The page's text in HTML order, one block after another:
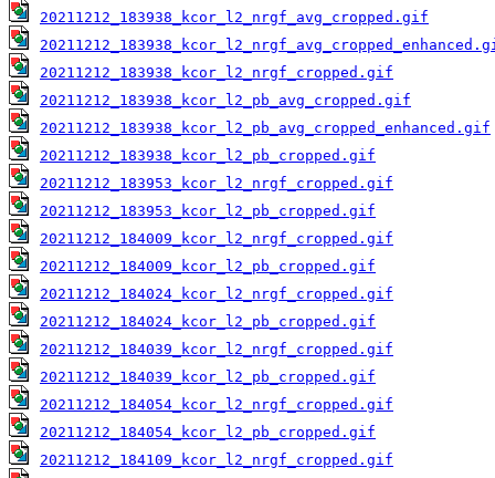
20211212_183938_kcor_l2_nrgf_avg_cropped.gif
20211212_183938_kcor_l2_nrgf_cropped.gif
20211212_183938_kcor_l2_pb_avg_cropped.gif
20211212_183938_kcor_l2_pb_avg_cropped_enhanced.gif
20211212_183938_kcor_l2_pb_cropped.gif
20211212_183953_kcor_l2_nrgf_cropped.gif
20211212_183953_kcor_l2_pb_cropped.gif
20211212_184009_kcor_l2_nrgf_cropped.gif
20211212_184009_kcor_l2_pb_cropped.gif
20211212_184024_kcor_l2_nrgf_cropped.gif
20211212_184024_kcor_l2_pb_cropped.gif
20211212_184039_kcor_l2_nrgf_cropped.gif
20211212_184039_kcor_l2_pb_cropped.gif
20211212_184054_kcor_l2_nrgf_cropped.gif
20211212_184054_kcor_l2_pb_cropped.gif
20211212_184109_kcor_l2_nrgf_cropped.gif